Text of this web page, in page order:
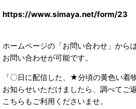
https://www.simaya.net/form/23
ホームページの「お問い合わせ」から
お問い合わせが可能です。
「〇日に配信した、★分頃の黄色い着
お知らせいただけましたら、調べてご
こちらもご利用くださいませ。